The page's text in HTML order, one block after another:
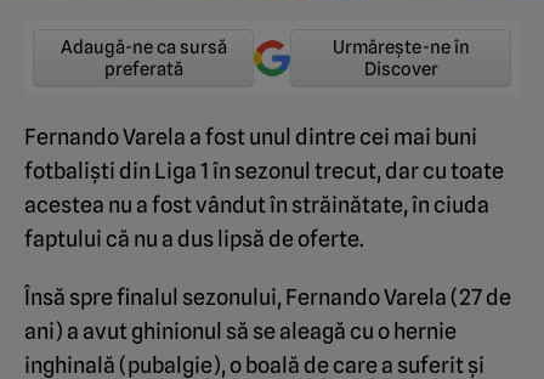
Adaugă-ne ca sursă
preferată
Urmărește-ne în
Discover
Fernando Varela a fost unul dintre cei mai buni
fotbaliști din Liga 1 în sezonul trecut, dar cu toate
acestea nu a fost vândut în străinătate, în ciuda
faptului că nu a dus lipsă de oferte.
Însă spre finalul sezonului, Fernando Varela (27 de
ani) a avut ghinionul să se aleagă cu o hernie
inghinală (pubalgie), o boală de care a suferit și